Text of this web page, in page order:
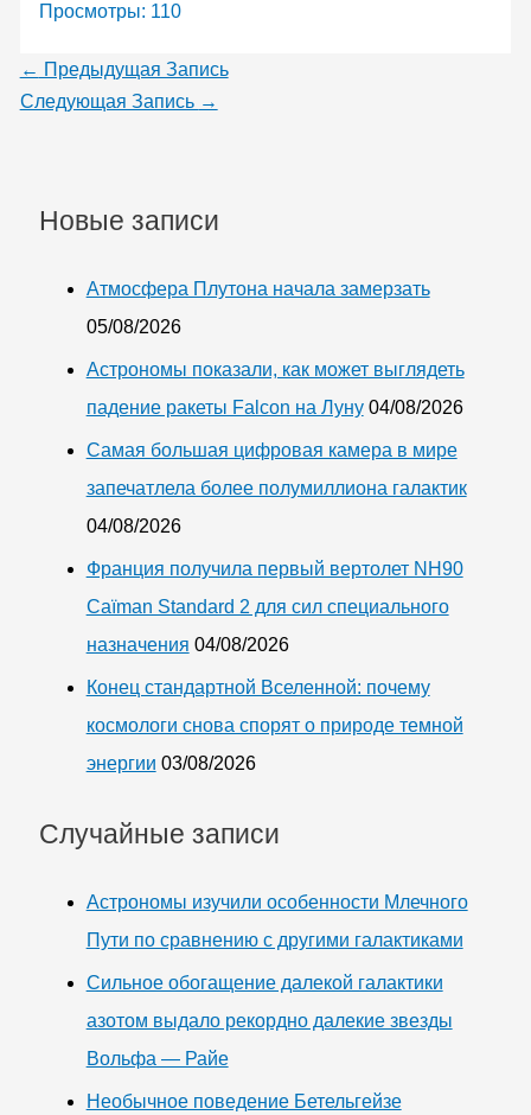
Просмотры: 110
← Предыдущая Запись
Следующая Запись →
Новые записи
Атмосфера Плутона начала замерзать
05/08/2026
Астрономы показали, как может выглядеть
падение ракеты Falcon на Луну 04/08/2026
Самая большая цифровая камера в мире
запечатлела более полумиллиона галактик
04/08/2026
Франция получила первый вертолет NH90
Caïman Standard 2 для сил специального
назначения 04/08/2026
Конец стандартной Вселенной: почему
космологи снова спорят о природе темной
энергии 03/08/2026
Случайные записи
Астрономы изучили особенности Млечного
Пути по сравнению с другими галактиками
Сильное обогащение далекой галактики
азотом выдало рекордно далекие звезды
Вольфа — Райе
Необычное поведение Бетельгейзе